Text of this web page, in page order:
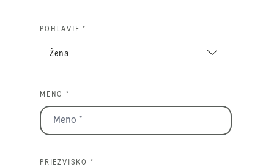
POHLAVIE *
MENO *
PRIEZVISKO *